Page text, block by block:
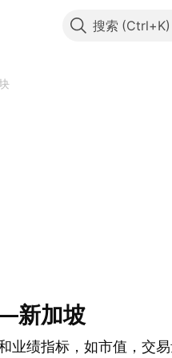
搜索
—新加坡
业绩指标，如市值，交